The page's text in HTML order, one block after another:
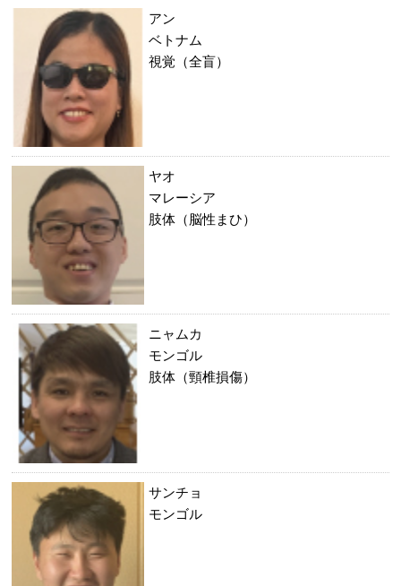
アン
ベトナム
視覚（全盲）
ヤオ
マレーシア
肢体（脳性まひ）
ニャムカ
モンゴル
肢体（頸椎損傷）
サンチョ
モンゴル